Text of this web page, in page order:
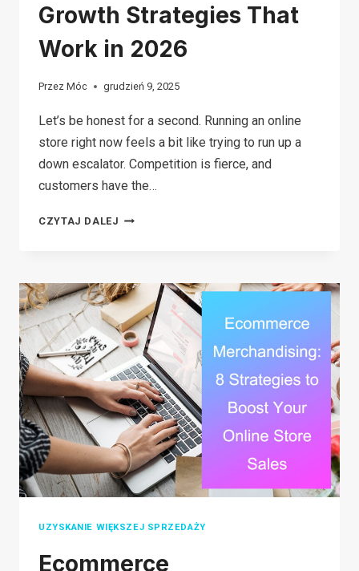
Growth Strategies That
Work in 2026
Przez Móc grudzień 9, 2025
Let’s be honest for a second. Running an online
store right now feels a bit like trying to run up a
down escalator. Competition is fierce, and
customers have the…
CZYTAJ DALEJ 12
GROWTH
STRATEGIES
THAT
WORK
IN
2026
UZYSKANIE WIĘKSZEJ SPRZEDAŻY
Ecommerce